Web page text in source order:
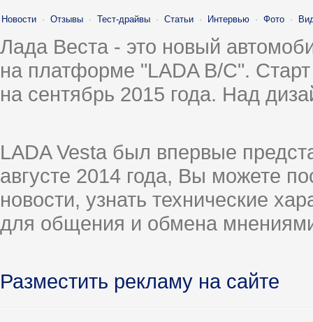
Новости · Отзывы · Тест-драйвы · Статьи · Интервью · Фото ·
Лада Веста - это новый
на платформе "LADA B/C".
на сентябрь 2015 года. Над
LADA Vesta был впервые
августе 2014 года, Вы можете
новости, узнать технические
для общения и обмена
Разместить рекламу на сайте